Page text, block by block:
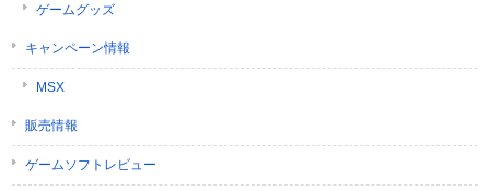
ゲームグッズ
キャンペーン情報
MSX
販売情報
ゲームソフトレビュー